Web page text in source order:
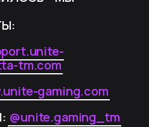
tm.com
gaming.com
@unite.gaming_tm